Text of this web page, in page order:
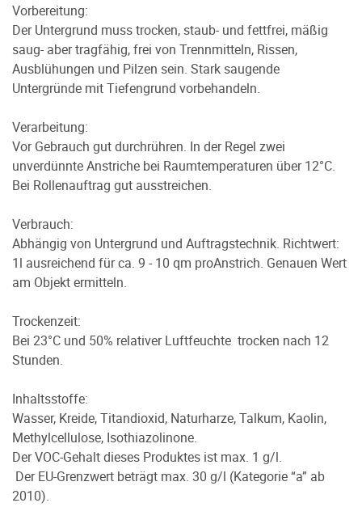
Vorbereitung:
Der Untergrund muss trocken, staub- und fettfrei, mäßig
saug- aber tragfähig, frei von Trennmitteln, Rissen,
Ausblühungen und Pilzen sein. Stark saugende
Untergründe mit Tiefengrund vorbehandeln.
Verarbeitung:
Vor Gebrauch gut durchrühren. In der Regel zwei
unverdünnte Anstriche bei Raumtemperaturen über 12°C.
Bei Rollenauftrag gut ausstreichen.
Verbrauch:
Abhängig von Untergrund und Auftragstechnik. Richtwert:
1l ausreichend für ca. 9 - 10 qm proAnstrich. Genauen Wert
am Objekt ermitteln.
Trockenzeit:
Bei 23°C und 50% relativer Luftfeuchte trocken nach 12
Stunden.
Inhaltsstoffe:
Wasser, Kreide, Titandioxid, Naturharze, Talkum, Kaolin,
Methylcellulose, Isothiazolinone.
Der VOC-Gehalt dieses Produktes ist max. 1 g/l.
Der EU-Grenzwert beträgt max. 30 g/l (Kategorie “a” ab
2010).